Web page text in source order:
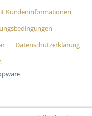
Kundeninformationen
Datenschutzerklärung